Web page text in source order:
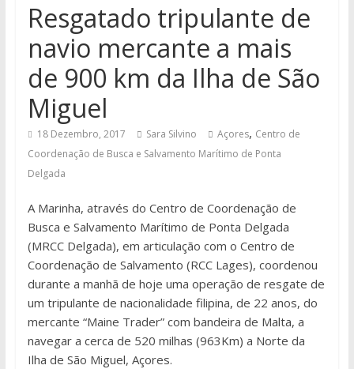
Resgatado tripulante de
navio mercante a mais
de 900 km da Ilha de São
Miguel
18 Dezembro, 2017 Sara Silvino Açores, Centro de
Coordenação de Busca e Salvamento Marítimo de Ponta
Delgada
A Marinha, através do Centro de Coordenação de
Busca e Salvamento Marítimo de Ponta Delgada
(MRCC Delgada), em articulação com o Centro de
Coordenação de Salvamento (RCC Lages), coordenou
durante a manhã de hoje uma operação de resgate de
um tripulante de nacionalidade filipina, de 22 anos, do
mercante “Maine Trader” com bandeira de Malta, a
navegar a cerca de 520 milhas (963Km) a Norte da
Ilha de São Miguel, Açores.